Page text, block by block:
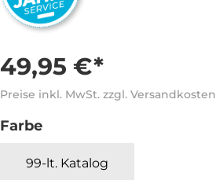
49,95 €*
Preise inkl. MwSt. zzgl. Versandkosten
Farbe
99-lt. Katalog